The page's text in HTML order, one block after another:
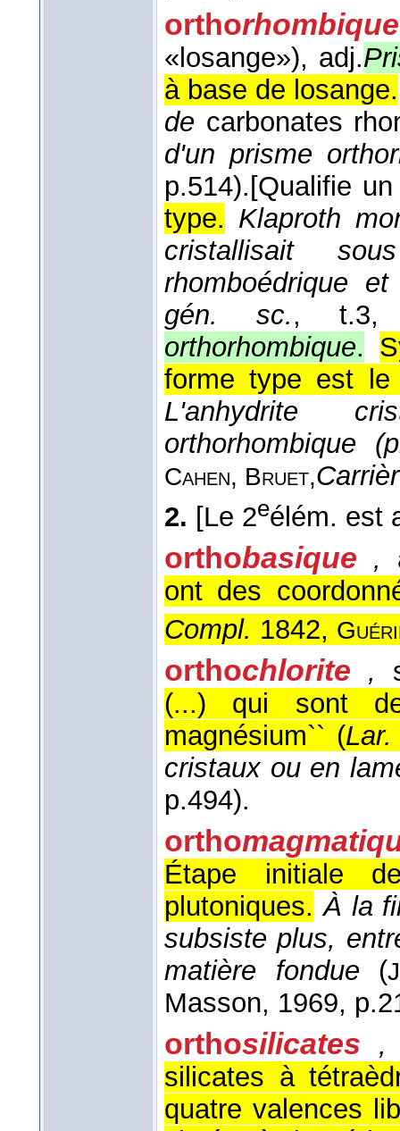
orthorhombique
«losange»), adj.
à base de losange.
de carbonates
d'un prisme
p.514). [Qualifie
type. Klaproth
cristallisait
rhomboédrique
gén. sc., t.3,
orthorhombique.
forme type est
L'anhydrite
orthorhombique
Cahen, Bruet,
2. [Le 2eélém. est
orthobasique ,
ont des
Compl. 1842,
orthochlorite ,
(...) qui sont
magnésium`` (
cristaux ou en
p.494).
ortho
Étape initiale
plutoniques. À la
subsiste plus,
matière fondue (
Masson, 1969,
orthosilicates ,
silicates à
quatre valences